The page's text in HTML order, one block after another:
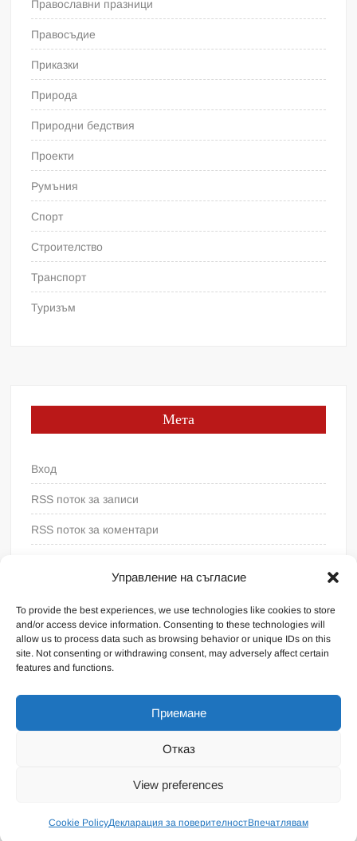
Управление на съгласие
To provide the best experiences, we use technologies like cookies to store
and/or access device information. Consenting to these technologies will
allow us to process data such as browsing behavior or unique IDs on this
site. Not consenting or withdrawing consent, may adversely affect certain
features and functions.
Приемане
Отказ
View preferences
Cookie PolicyДекларация за поверителностВпечатлявам
Православни празници
Правосъдие
Приказки
Природа
Природни бедствия
Проекти
Румъния
Спорт
Строителство
Транспорт
Туризъм
Мета
Вход
RSS поток за записи
RSS поток за коментари
Proudly powered by WordPress |Theme: FreeNews
Общи условия